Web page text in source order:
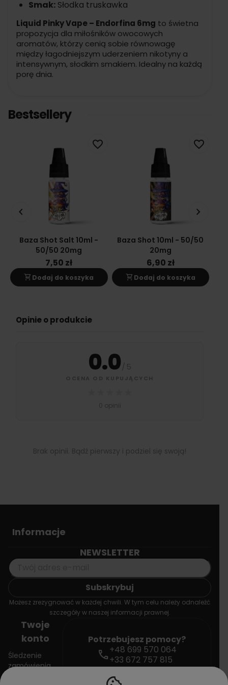
Smak: Słodka truskawka
Liquid Pinky Vape – Endorfina 6mg to świetna
propozycja dla miłośników owocowych
aromatów, którzy cenią sobie równowagę
między łagodniejszym uderzeniem nikotyny a
intensywnym, słodkim smakiem. Idealny na każdą
porę dnia.
Bestsellery
Baza Shot Salt 10ml -
50/50 20mg
7,50 zł
shopping_cart Dodaj do koszyka
favorite_border
Baza Shot 10ml - 50/50
20mg
6,90 zł
shopping_cart Dodaj do koszyka
favorite_border
keyboard_arrow_left keyboard_arrow_right
Opinie o produkcie
0.0/ 5
OCENA OD KUPUJĄCYCH
0 opinii
Brak opinii. Bądź pierwszy i podziel się swoją!
Informacje
NEWSLETTER
Możesz zrezygnować w każdej chwili. W tym celu należy odnaleźć
szczegóły w naszej informacji prawnej.
Twoje
konto
Śledzenie
zamówienia
Potrzebujesz pomocy?
call+48 699 570 064
+33 672 757 815
mail